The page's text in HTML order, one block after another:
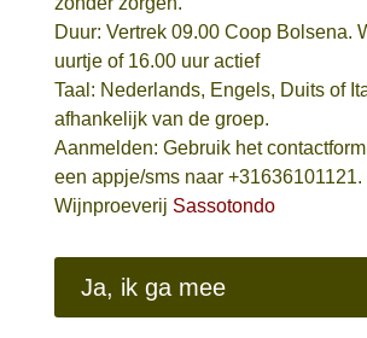
Duur: Vertrek 09.00 Coop Bolsena.
uurtje of 16.00 uur actief
Taal: Nederlands, Engels, Duits of
afhankelijk van de groep.
Aanmelden: Gebruik het
een appje/sms naar +31636101121.
Wijnproeverij Sassotondo
Ja, ik ga mee